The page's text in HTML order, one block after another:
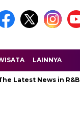
LAINNYA
News in R&B